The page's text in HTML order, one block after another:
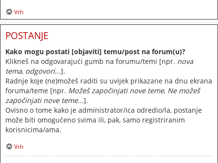
Vrh
POSTANJE
Kako mogu postati [objaviti] temu/post na forum(u)?
Klikneš na odgovarajući gumb na forumu/temi [npr. nova
tema, odgovori...].
Radnje koje (ne)možeš raditi su uvijek prikazane na dnu ekrana
foruma/teme [npr. Možeš započinjati nove teme, Ne možeš
započinjati nove teme...].
Ovisno o tome kako je administrator/ica odredio/la, postanje
može biti omogućeno svima ili, pak, samo registriranim
korisnicima/ama.
Vrh